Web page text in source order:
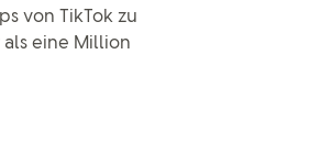
von TikTok zu
eine Million